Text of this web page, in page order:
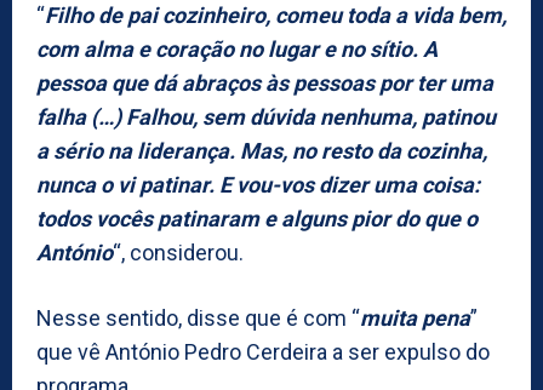
“Filho de pai cozinheiro, comeu toda a vida bem,
com alma e coração no lugar e no sítio. A
pessoa que dá abraços às pessoas por ter uma
falha (…) Falhou, sem dúvida nenhuma, patinou
a sério na liderança. Mas, no resto da cozinha,
nunca o vi patinar. E vou-vos dizer uma coisa:
todos vocês patinaram e alguns pior do que o
António“, considerou.
Nesse sentido, disse que é com “muita pena”
que vê António Pedro Cerdeira a ser expulso do